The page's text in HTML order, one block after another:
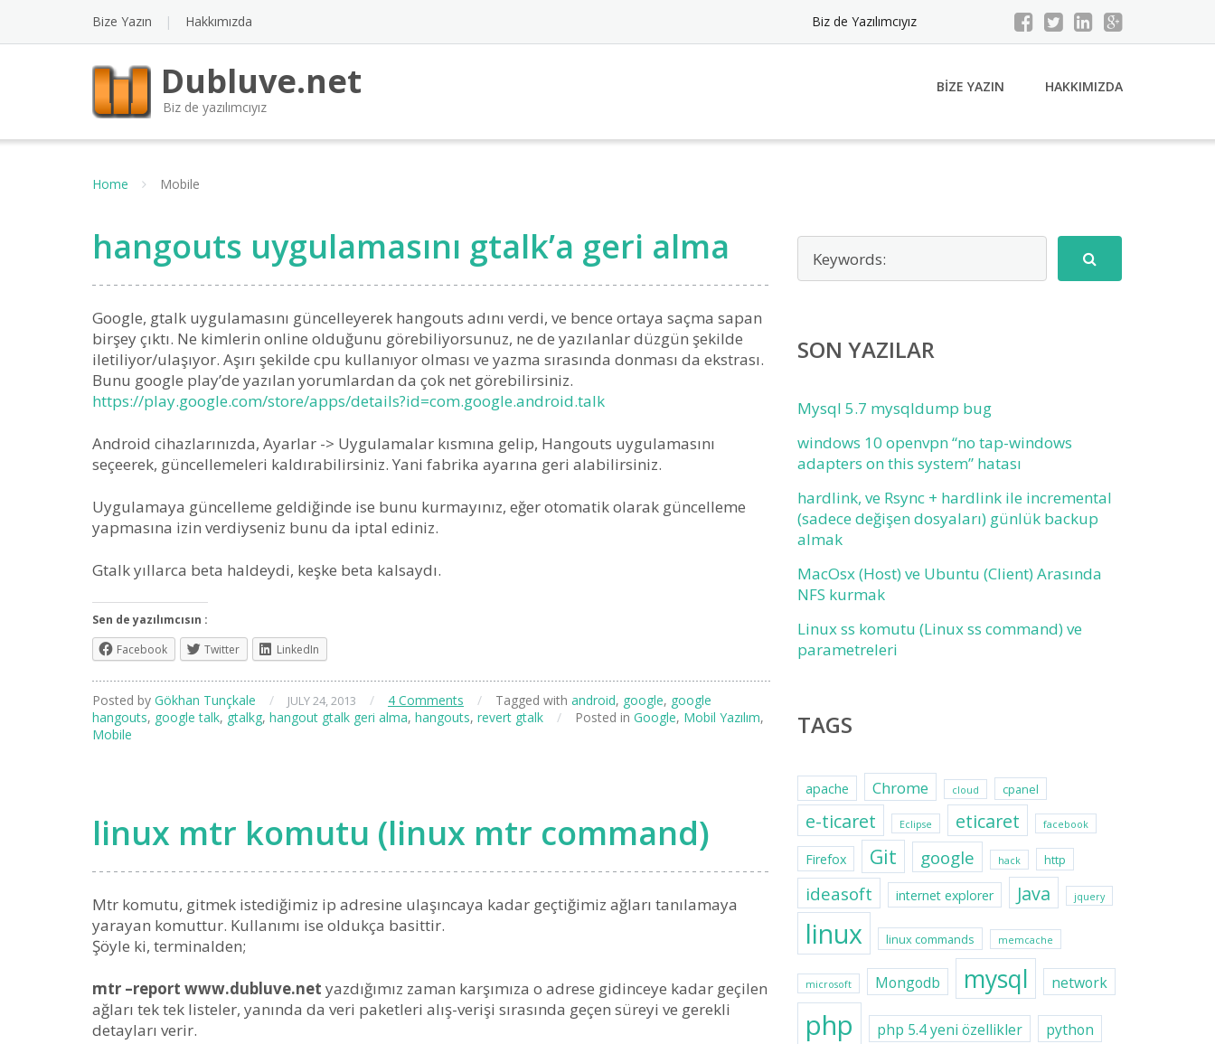
Bize Yazın Hakkımızda Biz de Yazılımcıyız
Dubluve.net
Biz de yazılımcıyız
BIZE YAZIN HAKKIMIZDA
Home Mobile
hangouts uygulamasını gtalk’a geri alma
Google, gtalk uygulamasını güncelleyerek hangouts adını verdi, ve bence ortaya saçma sapan
birşey çıktı. Ne kimlerin online olduğunu görebiliyorsunuz, ne de yazılanlar düzgün şekilde
iletiliyor/ulaşıyor. Aşırı şekilde cpu kullanıyor olması ve yazma sırasında donması da ekstrası.
Bunu google play’de yazılan yorumlardan da çok net görebilirsiniz.
https://play.google.com/store/apps/details?id=com.google.android.talk
Android cihazlarınızda, Ayarlar -> Uygulamalar kısmına gelip, Hangouts uygulamasını
seçeerek, güncellemeleri kaldırabilirsiniz. Yani fabrika ayarına geri alabilirsiniz.
Uygulamaya güncelleme geldiğinde ise bunu kurmayınız, eğer otomatik olarak güncelleme
yapmasına izin verdiyseniz bunu da iptal ediniz.
Gtalk yıllarca beta haldeydi, keşke beta kalsaydı.
Sen de yazılımcısın :
Facebook
Twitter LinkedIn
Posted by Gökhan Tunçkale / JULY 24, 2013 / 4 Comments / Tagged with android, google, google
hangouts, google talk, gtalkg, hangout gtalk geri alma, hangouts, revert gtalk / Posted in Google, Mobil Yazılım,
Mobile
linux mtr komutu (linux mtr command)
Mtr komutu, gitmek istediğimiz ip adresine ulaşıncaya kadar geçtiğimiz ağları tanılamaya
yarayan komuttur. Kullanımı ise oldukça basittir.
Şöyle ki, terminalden;
mtr –report www.dubluve.net yazdığımız zaman karşımıza o adrese gidinceye kadar geçilen
ağları tek tek listeler, yanında da veri paketleri alış-verişi sırasında geçen süreyi ve gerekli
detayları verir.
SON YAZILAR
Mysql 5.7 mysqldump bug
windows 10 openvpn “no tap-windows
adapters on this system” hatası
hardlink, ve Rsync + hardlink ile incremental
(sadece değişen dosyaları) günlük backup
almak
MacOsx (Host) ve Ubuntu (Client) Arasında
NFS kurmak
Linux ss komutu (Linux ss command) ve
parametreleri
TAGS
apache Chrome cloud cpanel
e-ticaret Eclipse eticaret facebook
Firefox Git google hack http
ideasoft internet explorer Java jquery
linux linux commands memcache
microsoft Mongodb mysql network
php php 5.4 yeni özellikler python